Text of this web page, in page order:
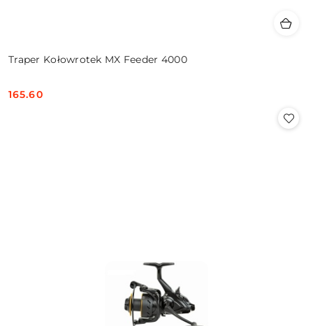
Traper Kołowrotek MX Feeder 4000
Cena:
165.60